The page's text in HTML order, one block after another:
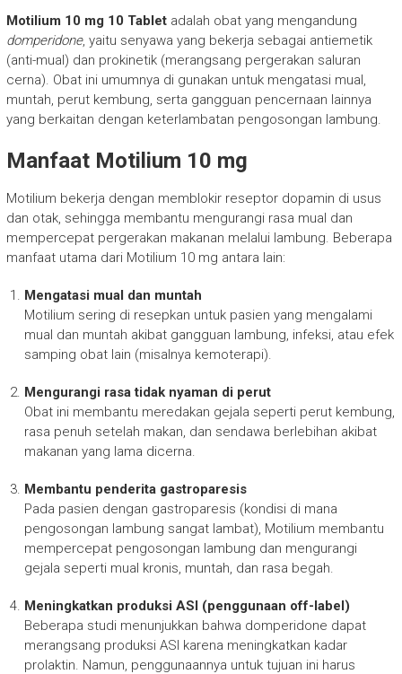
Motilium 10 mg 10 Tabletadalah obat yang mengandung
domperidone, yaitu senyawa yang bekerja sebagai antiemetik
(anti-mual) dan prokinetik (merangsang pergerakan saluran
cerna). Obat ini umumnya di gunakan untuk mengatasi mual,
muntah, perut kembung, serta gangguan pencernaan lainnya
yang berkaitan dengan keterlambatan pengosongan lambung.
Manfaat Motilium 10 mg
Motilium bekerja dengan memblokir reseptor dopamin di usus
dan otak, sehingga membantu mengurangi rasa mual dan
mempercepat pergerakan makanan melalui lambung. Beberapa
manfaat utama dari Motilium 10 mg antara lain:
Mengatasi mual dan muntah
Motilium sering di resepkan untuk pasien yang mengalami
mual dan muntah akibat gangguan lambung, infeksi, atau efek
samping obat lain (misalnya kemoterapi).
Mengurangi rasa tidak nyaman di perut
Obat ini membantu meredakan gejala seperti perut kembung,
rasa penuh setelah makan, dan sendawa berlebihan akibat
makanan yang lama dicerna.
Membantu penderita gastroparesis
Pada pasien dengan gastroparesis (kondisi di mana
pengosongan lambung sangat lambat), Motilium membantu
mempercepat pengosongan lambung dan mengurangi
gejala seperti mual kronis, muntah, dan rasa begah.
Meningkatkan produksi ASI (penggunaan off-label)
Beberapa studi menunjukkan bahwa domperidone dapat
merangsang produksi ASI karena meningkatkan kadar
prolaktin. Namun, penggunaannya untuk tujuan ini harus